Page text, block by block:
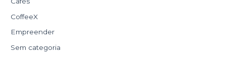
CoffeeX
Empreender
Sem categoria